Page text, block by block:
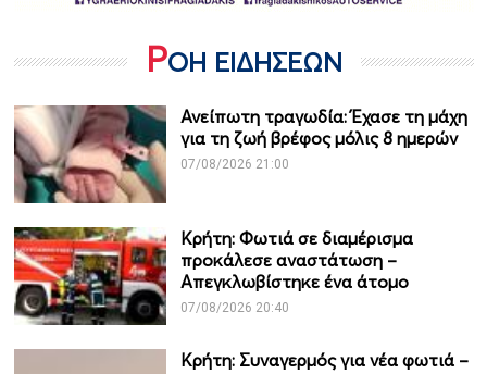
ΡΟΗ ΕΙΔΗΣΕΩΝ
Ανείπωτη τραγωδία: Έχασε τη μάχη
για τη ζωή βρέφος μόλις 8 ημερών
07/08/2026 21:00
Κρήτη: Φωτιά σε διαμέρισμα
προκάλεσε αναστάτωση –
Απεγκλωβίστηκε ένα άτομο
07/08/2026 20:40
Κρήτη: Συναγερμός για νέα φωτιά –